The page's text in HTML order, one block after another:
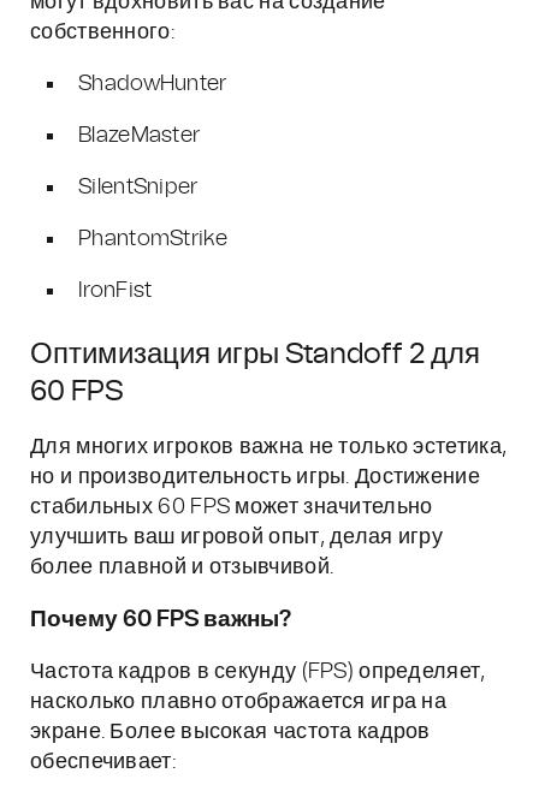
собственного:
ShadowHunter
BlazeMaster
SilentSniper
PhantomStrike
IronFist
Оптимизация игры Standoff 2 для
60 FPS
Для многих игроков важна не только эстетика,
но и производительность игры. Достижение
стабильных 60 FPS может значительно
улучшить ваш игровой опыт, делая игру
более плавной и отзывчивой.
Почему 60 FPS важны?
Частота кадров в секунду (FPS) определяет,
насколько плавно отображается игра на
экране. Более высокая частота кадров
обеспечивает: